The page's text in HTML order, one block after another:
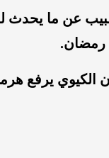
ما يحدث
رمضان.
الكيوي يرفع